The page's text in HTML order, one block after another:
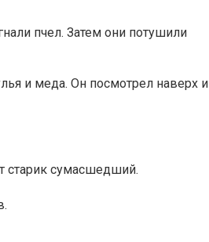
пчел. Затем они потушили
и меда. Он посмотрел наверх и
старик сумасшедший.